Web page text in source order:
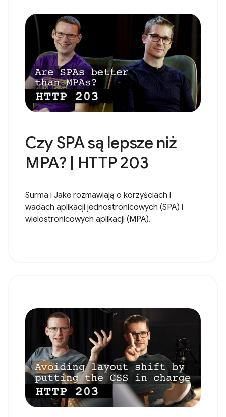
Czy SPA są lepsze niż
MPA? | HTTP 203
Surma i Jake rozmawiają o korzyściach i
wadach aplikacji jednostronicowych (SPA) i
wielostronicowych aplikacji (MPA).